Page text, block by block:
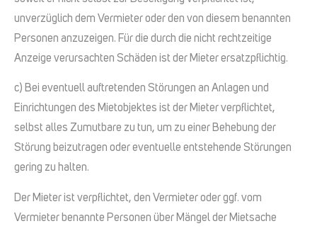
unverzüglich dem Vermieter oder den von diesem benannten
Personen anzuzeigen. Für die durch die nicht rechtzeitige
Anzeige verursachten Schäden ist der Mieter ersatzpflichtig.
c) Bei eventuell auftretenden Störungen an Anlagen und
Einrichtungen des Mietobjektes ist der Mieter verpflichtet,
selbst alles Zumutbare zu tun, um zu einer Behebung der
Störung beizutragen oder eventuelle entstehende Störungen
gering zu halten.
Der Mieter ist verpflichtet, den Vermieter oder ggf. vom
Vermieter benannte Personen über Mängel der Mietsache